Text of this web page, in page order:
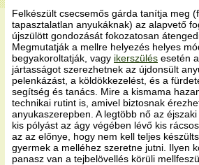
Felkészült csecsemős gárda tanítja meg
tapasztalatlan anyukáknak) az alapvető
újszülött gondozását fokozatosan
Megmutatják a mellre helyezés helyes
begyakoroltatják, vagy ikerszülés esetén
jártasságot szerezhetnek az újdonsült
pelenkázást, a köldökkezelést, és a
segítség és tanács. Mire a kismama
technikai rutint is, amivel biztosnak
anyukaszerepben. A legtöbb nő az
kis pólyást az ágy végében lévő kis
az az előnye, hogy nem kell teljes
gyermek a melléhez szeretne jutni. Ilyen
panasz van a tejbelövellés körüli